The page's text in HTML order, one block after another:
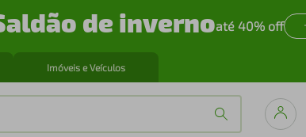
de invernoaté 40% off
Imóveis e Veículos